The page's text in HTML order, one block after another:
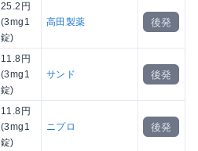
25.2円
(3mg1
錠)
高田製薬 後発
11.8円
(3mg1
錠)
サンド 後発
11.8円
(3mg1
錠)
ニプロ 後発